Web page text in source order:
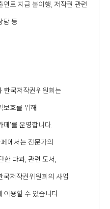
료 지급 불이행, 저작권 관련
담 등
한국저작권위원회는
보호를 위해
페'를 운영합니다.
에서는 전문가의
한 다과, 관련 도서,
국저작권위원회의 사업
이용할 수 있습니다.